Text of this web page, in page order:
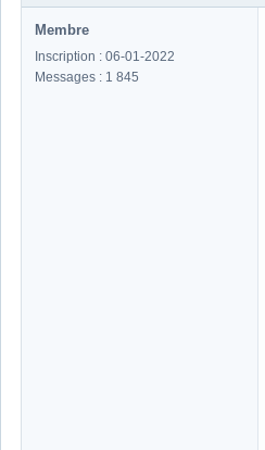
Membre
Inscription : 06-01-2022
Messages : 1 845